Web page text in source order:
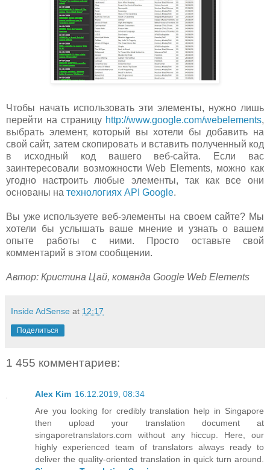
Чтобы начать использовать эти элементы, нужно лишь
перейти на страницу http://www.google.com/webelements,
выбрать элемент, который вы хотели бы добавить на
свой сайт, затем скопировать и вставить полученный код
в исходный код вашего веб-сайта. Если вас
заинтересовали возможности Web Elements, можно как
угодно настроить любые элементы, так как все они
основаны на технологиях API Google.
Вы уже используете веб-элементы на своем сайте? Мы
хотели бы услышать ваше мнение и узнать о вашем
опыте работы с ними. Просто оставьте свой
комментарий в этом сообщении.
Автор: Кристина Цай, команда Google Web Elements
Inside AdSense at 12:17
Поделиться
1 455 комментариев:
Alex Kim 16.12.2019, 08:34
Are you looking for credibly translation help in Singapore
then upload your translation document at
singaporetranslators.com without any hiccup. Here, our
highly experienced team of translators always ready to
deliver the quality-oriented translation in quick turn around.